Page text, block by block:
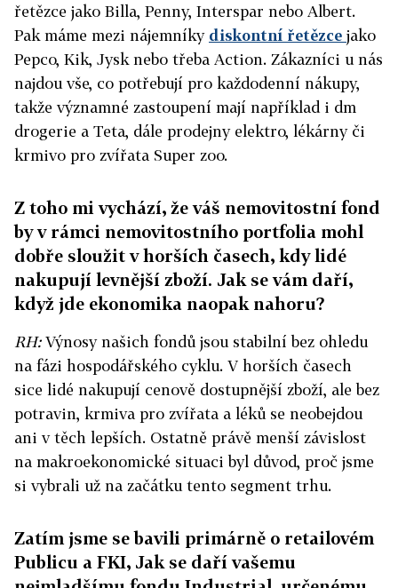
řetězce jako Billa, Penny, Interspar nebo Albert.
Pak máme mezi nájemníky diskontní řetězce jako
Pepco, Kik, Jysk nebo třeba Action. Zákazníci u nás
najdou vše, co potřebují pro každodenní nákupy,
takže významné zastoupení mají například i dm
drogerie a Teta, dále prodejny elektro, lékárny či
krmivo pro zvířata Super zoo.
Z toho mi vychází, že váš nemovitostní fond
by v rámci nemovitostního portfolia mohl
dobře sloužit v horších časech, kdy lidé
nakupují levnější zboží. Jak se vám daří,
když jde ekonomika naopak nahoru?
RH:Výnosy našich fondů jsou stabilní bez ohledu
na fázi hospodářského cyklu. V horších časech
sice lidé nakupují cenově dostupnější zboží, ale bez
potravin, krmiva pro zvířata a léků se neobejdou
ani v těch lepších. Ostatně právě menší závislost
na makroekonomické situaci byl důvod, proč jsme
si vybrali už na začátku tento segment trhu.
Zatím jsme se bavili primárně o retailovém
Publicu a FKI, Jak se daří vašemu